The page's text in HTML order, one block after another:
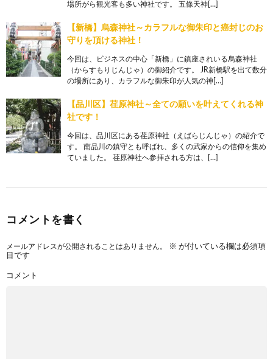
場所がら観光客も多い神社です。 五條天神[…]
【新橋】烏森神社～カラフルな御朱印と癌封じのお
守りを頂ける神社！
今回は、ビジネスの中心「新橋」に鎮座されいる烏森神社
（からすもりじんじゃ）の御紹介です。 JR新橋駅を出て数分
の場所にあり、カラフルな御朱印が人気の神[…]
【品川区】荏原神社～全ての願いを叶えてくれる神
社です！
今回は、品川区にある荏原神社（えばらじんじゃ）の紹介で
す。 南品川の鎮守とも呼ばれ、多くの武家からの信仰を集め
ていました。 荏原神社へ参拝される方は、[…]
コメントを書く
メールアドレスが公開されることはありません。 ※ が付いている欄は必須項
目です
コメント